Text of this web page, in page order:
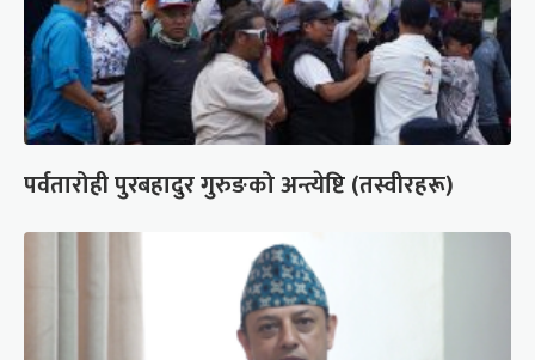
पर्वतारोही पुरबहादुर गुरुङको अन्त्येष्टि (तस्वीरहरू)